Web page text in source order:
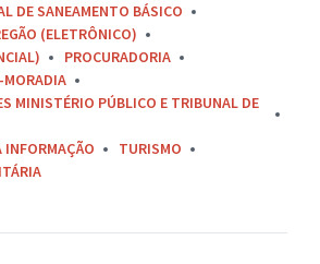
DE SANEAMENTO BÁSICO
(ELETRÔNICO)
PROCURADORIA
MORADIA
MINISTÉRIO PÚBLICO E TRIBUNAL DE
TURISMO